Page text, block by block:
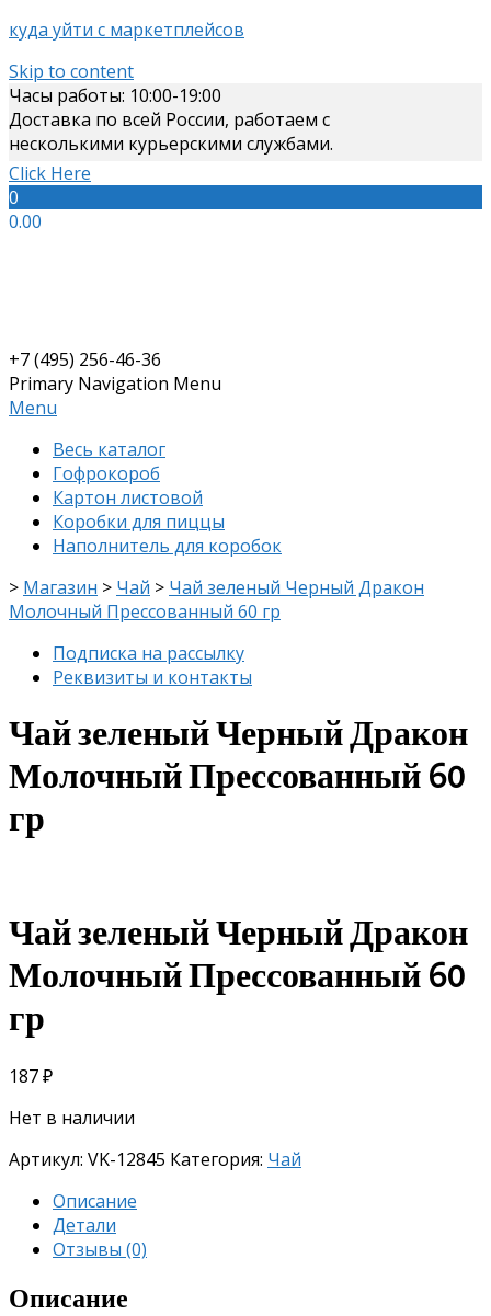
куда уйти с маркетплейсов
Skip to content
Часы работы: 10:00-19:00
Доставка по всей России, работаем с
несколькими курьерскими службами.
Click Here
0
0.00
+7 (495) 256-46-36
Primary Navigation Menu
Menu
Весь каталог
Гофрокороб
Картон листовой
Коробки для пиццы
Наполнитель для коробок
> Магазин > Чай > Чай зеленый Черный Дракон
Молочный Прессованный 60 гр
Подписка на рассылку
Реквизиты и контакты
Чай зеленый Черный Дракон
Молочный Прессованный 60
гр
Чай зеленый Черный Дракон
Молочный Прессованный 60
гр
187₽
Нет в наличии
Артикул: VK-12845 Категория: Чай
Описание
Детали
Отзывы (0)
Описание